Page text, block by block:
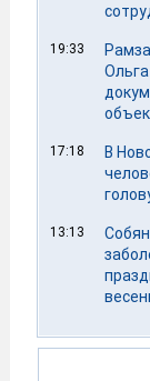
19:33
17:18
В
13:13